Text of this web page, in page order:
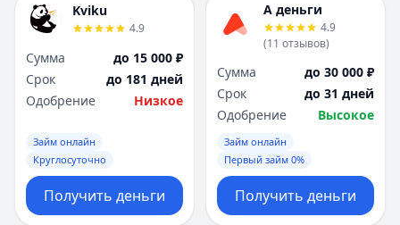
Kviku
4.9
Сумма
до 15 000 ₽
Срок
до 181 дней
Одобрение
Низкое
Займ онлайн
Круглосуточно
Получить деньги
А деньги
4.9
(11 отзывов)
Сумма
до 30 000 ₽
Срок
до 31 дней
Одобрение
Высокое
Займ онлайн
Первый займ 0%
Получить деньги